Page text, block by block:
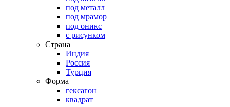
под металл
под мрамор
под оникс
с рисунком
Страна
Индия
Россия
Турция
Форма
гексагон
квадрат